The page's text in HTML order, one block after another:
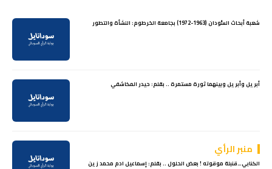
شعبة أبحاث السُّودان (1963-1972) بجامعة الخرطوم: النشأة والتطور
أبريل وأبريل وبينهما ثورة مستمرة .. بقلم: حيدر المكاشفي
منبر الرأي
الكنابي…قنبلة موقوته ! بعض الحلول .. بقلم: إسماعيل ادم محمد زين